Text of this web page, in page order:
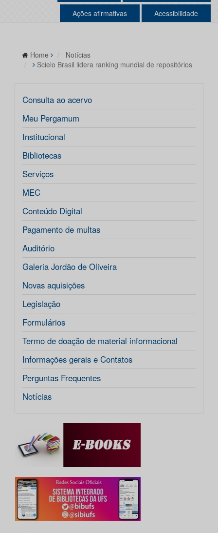
Ações afirmativas Acessibilidade
Home
Notícias
Scielo Brasil lidera ranking mundial de repositórios
Consulta ao acervo
Meu Pergamum
Institucional
Bibliotecas
Serviços
MEC
Conteúdo Digital
Pagamento de multas
Auditório
Galeria Jordão de Oliveira
Novas aquisições
Legislação
Formulários
Termo de doação de material informacional
Informações gerais e Contatos
Perguntas Frequentes
Notícias